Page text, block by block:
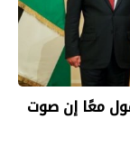
معًا إن صوت